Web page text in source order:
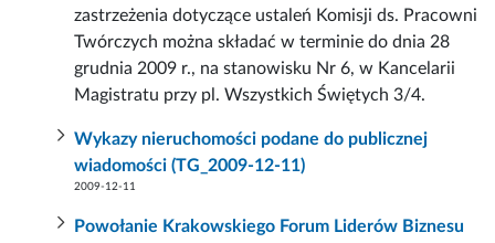
zastrzeżenia dotyczące ustaleń Komisji ds. Pracowni
Twórczych można składać w terminie do dnia 28
grudnia 2009 r., na stanowisku Nr 6, w Kancelarii
Magistratu przy pl. Wszystkich Świętych 3/4.
Wykazy nieruchomości podane do publicznej
wiadomości (TG_2009-12-11)
2009-12-11
Powołanie Krakowskiego Forum Liderów Biznesu